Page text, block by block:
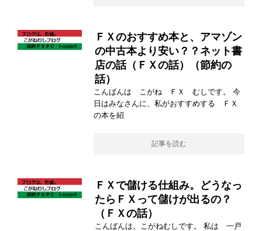
ＦＸのおすすめ本と、アマゾン
の中古本より安い？？ネット書
店の話（ＦＸの話）（節約の
話）
こんばんは こがね ＦＸ むしです。 今
日はみなさんに、私がおすすめする ＦＸ
の本を紹
記事を読む
ＦＸで儲ける仕組み。どうなっ
たらＦＸって儲けが出るの？
（ＦＸの話）
こんばんは。こがねむしです。 私は 一戸